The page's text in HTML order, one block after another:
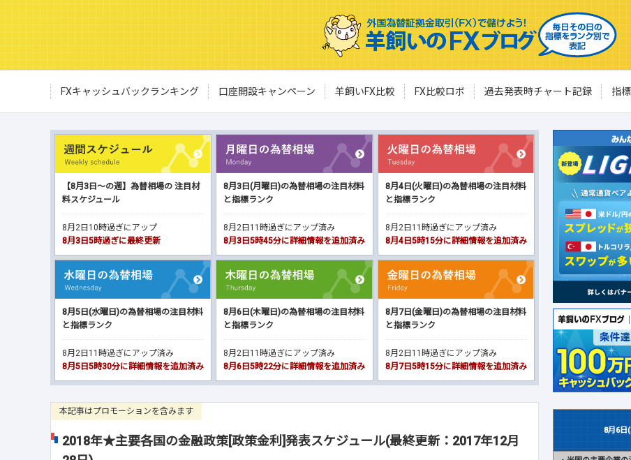
FXキャッシュバックランキング 口座開設キャンペーン 羊飼いFX比較 FX比較ロボ 過去発表時チャート記録 指
【8月3日～の週】為替相場の 注目材
料スケジュール
8月2日10時過ぎにアップ
8月3日5時過ぎに最終更新
8月3日(月曜日)の為替相場の注目材料
と指標ランク
8月2日11時過ぎにアップ済み
8月3日5時45分に詳細情報を追加済み
8月4日(火曜日)の為替相場の注目材料
と指標ランク
8月2日11時過ぎにアップ済み
8月4日5時15分に詳細情報を追加済み
8月5日(水曜日)の為替相場の注目材料
と指標ランク
8月2日11時過ぎにアップ済み
8月5日5時30分に詳細情報を追加済み
8月6日(木曜日)の為替相場の注目材料
と指標ランク
8月2日11時過ぎにアップ済み
8月6日5時22分に詳細情報を追加済み
8月7日(金曜日)の為替相場の注目材料
と指標ランク
8月2日11時過ぎにアップ済み
8月7日5時15分に詳細情報を追加済み
本記事はプロモーションを含みます
2018年★主要各国の金融政策[政策金利]発表スケジュール(最終更新：2017年12月
8月6日